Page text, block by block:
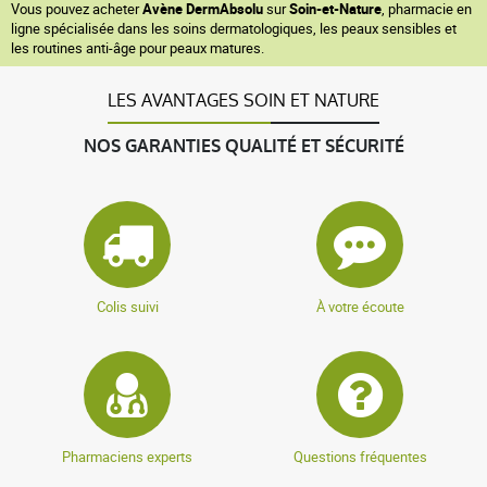
Vous pouvez acheterAvène DermAbsolusurSoin-et-Nature, pharmacie en
ligne spécialisée dans les soins dermatologiques, les peaux sensibles et
les routines anti-âge pour peaux matures.
LES AVANTAGES SOIN ET NATURE
NOS GARANTIES QUALITÉ ET SÉCURITÉ
Colis suivi À votre écoute
Pharmaciens experts Questions fréquentes